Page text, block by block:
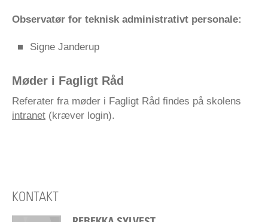
Observatør for teknisk administrativt personale:
Signe Janderup
Møder i Fagligt Råd
Referater fra møder i Fagligt Råd findes på skolens
intranet (kræver login).
KONTAKT